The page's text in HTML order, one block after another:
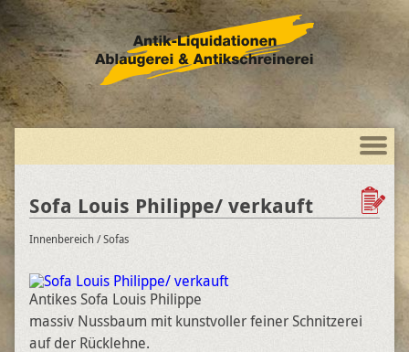
Sofa Louis Philippe/ verkauft
Innenbereich / Sofas
Antikes Sofa Louis Philippe
massiv Nussbaum mit kunstvoller feiner Schnitzerei
auf der Rücklehne.